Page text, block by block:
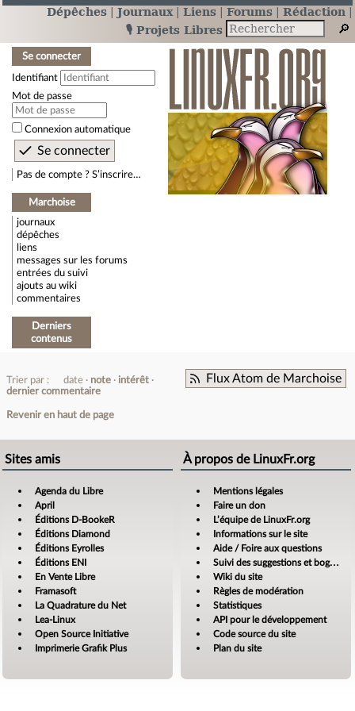
Dépêches Journaux Liens Forums
Rédaction
🎙️ Projets Libres
Se connecter
Identifiant
Mot de passe
Connexion automatique
Pas de compte ? S’inscrire…
Marchoise
journaux
dépêches
liens
messages sur les forums
entrées du suivi
ajouts au wiki
commentaires
Derniers
contenus
Flux Atom de Marchoise
Trier par : date note
intérêt
dernier commentaire
Revenir en haut de page
Sites amis
Agenda du Libre
April
Éditions D-BookeR
Éditions Diamond
Éditions Eyrolles
Éditions ENI
En Vente Libre
Framasoft
La Quadrature du Net
Lea-Linux
Open Source Initiative
Imprimerie Grafik Plus
À propos de LinuxFr.org
Mentions légales
Faire un don
L’équipe de LinuxFr.org
Informations sur le site
Aide / Foire aux questions
Suivi des suggestions et bogues
Wiki du site
Règles de modération
Statistiques
API pour le développement
Code source du site
Plan du site